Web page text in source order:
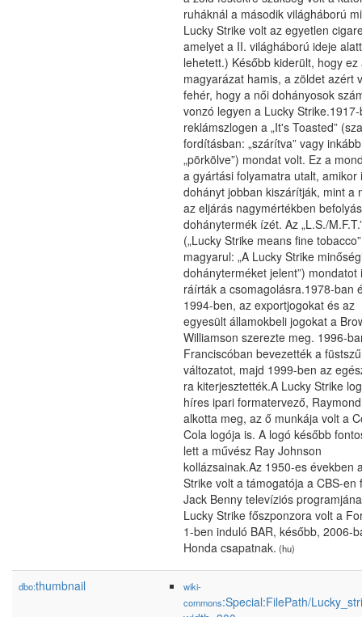
ruháknál a második világháború
Lucky Strike volt az egyetlen
amelyet a II. világháború ideje
lehetett.) Később kiderült, hogy ez
magyarázat hamis, a zöldet azért
fehér, hogy a női dohányosok
vonzó legyen a Lucky
reklámszlogen a „It's Toasted”
fordításban: „szárítva” vagy inkább
„pörkölve”) mondat volt. Ez a
a gyártási folyamatra utalt, amikor
dohányt jobban kiszárítják, mint a
az eljárás nagymértékben
dohánytermék ízét. Az „L.S./
(„Lucky Strike means fine
magyarul: „A Lucky Strike
dohányterméket jelent”) mondatot
ráírták a csomagolásra.1978-ban
1994-ben, az exportjogokat és az
egyesült államokbeli jogokat a
Williamson szerezte meg. 1996-
Franciscóban bevezették a
változatot, majd 1999-ben az
ra kiterjesztették.A Lucky Strike
híres ipari formatervező,
alkotta meg, az ő munkája volt a
Cola logója is. A logó később
lett a művész Ray Johnson
kollázsainak.Az 1950-es években
Strike volt a támogatója a CBS-en
Jack Benny televíziós
Lucky Strike főszponzora volt a
1-ben induló BAR, később, 2006-
Honda csapatnak. (hu)
dbo:thumbnail
wiki-
commons:Special:FilePath/